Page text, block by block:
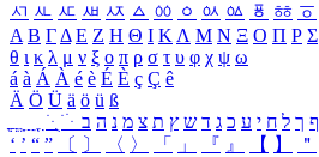
ㅺ ㅻ ㅼ ㅽ ㅾ ㅿ ㆀ ㆁ ㆂ ㆃ ㆄ ㆅ ㆆ
Α Β ΓΔ Ε Ζ Η Θ Ι ΚΛ Μ Ν Ξ Ο Π Ρ Σ
θ ι κ λ μ ν ξ ο π ρ σ τ υ φ χ ψ ω
á à Á À é è É È ç Ç ê
Ä Ö Ü ä ö ü ß
ִֶֹ ֻּ ׁׂ ף ך ל ח י ע כ ג ד ש ץ ת צ מ נ ה ב
‘ ’ “ ” 〔 〕 〈 〉 「 」 『 』 【 】 ＂